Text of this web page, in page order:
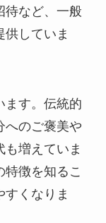
待など、一般
していま
ます。伝統的
へのご褒美や
増えていま
特徴を知るこ
すくなりま